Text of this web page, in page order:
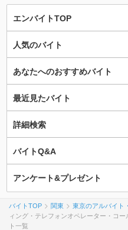
エンバイトTOP
人気のバイト
あなたへのおすすめバイト
最近見たバイト
詳細検索
バイトQ&A
アンケート&プレゼント
バイトTOP 関東 東京のアルバイト
ィング・テレフォンオペレーター・コ
ト一覧